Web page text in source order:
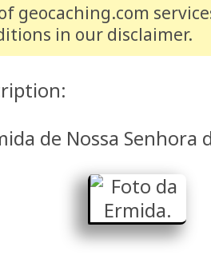
geocaching.com
in our disclaimer.
de Nossa Senhora